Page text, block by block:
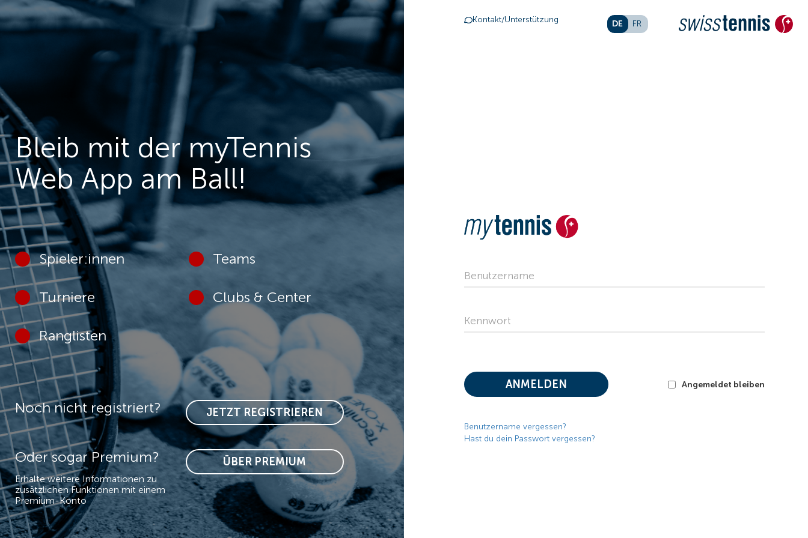
Bleib mit der myTennis
Web App am Ball!
Spieler:innen Teams
Turniere Clubs & Center
Ranglisten
Noch nicht registriert? JETZT REGISTRIEREN
Oder sogar Premium?
Erhalte weitere Informationen zu
zusätzlichen Funktionen mit einem
Premium-Konto
ÜBER PREMIUM
Kontakt/Unterstützung DE FR
Benutzername
Kennwort
Angemeldet bleiben
ANMELDEN
Benutzername vergessen?
Hast du dein Passwort vergessen?